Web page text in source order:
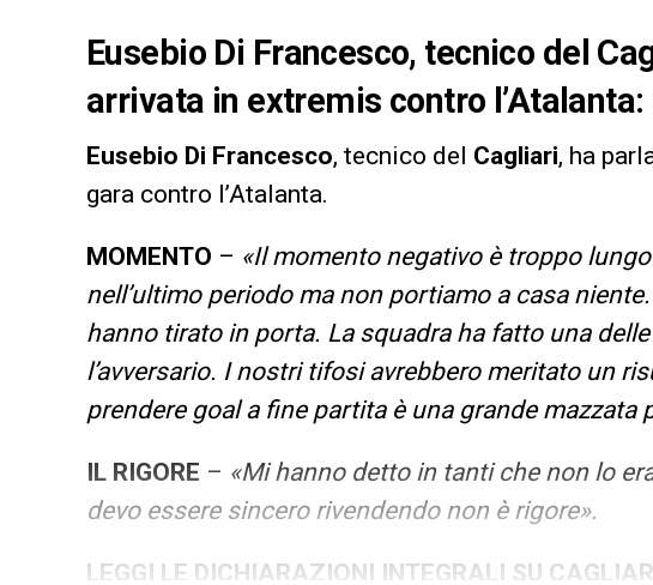
Eusebio Di Francesco, tecnico del
arrivata in extremis contro
Eusebio Di Francesco, tecnico del Cagliari, ha
gara contro l’Atalanta.
MOMENTO – «Il momento negativo è troppo
nell’ultimo periodo ma non portiamo a casa
hanno tirato in porta. La squadra ha fatto una
l’avversario. I nostri tifosi avrebbero meritato un
prendere goal a fine partita è una grande mazzata
IL RIGORE – «Mi hanno detto in tanti che non lo
devo essere sincero rivendendo non è rigore».
LEGGI LE DICHIARAZIONI INTEGRALI SU